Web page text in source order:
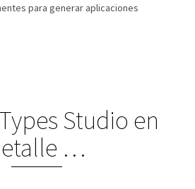
para generar aplicaciones
Studio en
…